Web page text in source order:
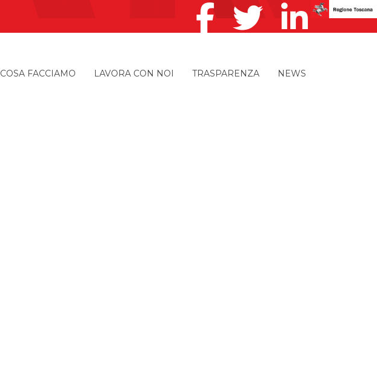
COSA FACCIAMO LAVORA CON NOI TRASPARENZA NEWS